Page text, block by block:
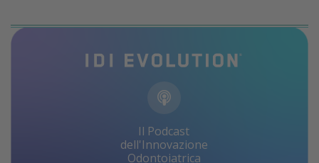
Il Podcast
dell'Innovazione
Odontoiatrica